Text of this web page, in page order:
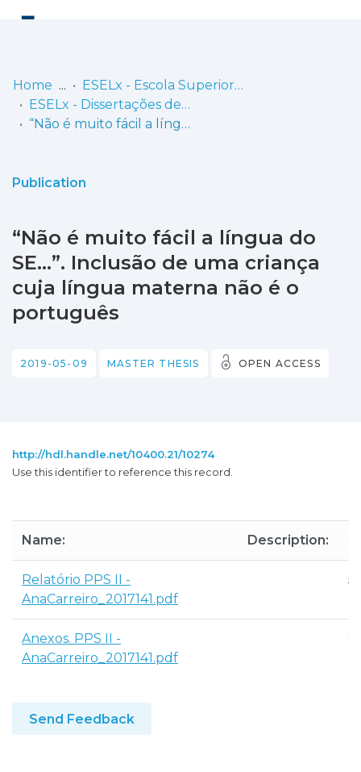
Communities
Statistics
Home
ESELx - Escola Superior de Educação de Lisboa
ESELx - Dissertações de Mestrado
“Não é muito fácil a língua do SE…”. Inclusão de uma criança cuja língua materna não é o português
Publication
“Não é muito fácil a língua do
SE…”. Inclusão de uma criança
cuja língua materna não é o
português
2019-05-09 MASTER THESIS OPEN ACCESS
http://hdl.handle.net/10400.21/10274
Use this identifier to reference this record.
Name: Description:
Relatório PPS II -
AnaCarreiro_2017141.pdf
Anexos. PPS II -
AnaCarreiro_2017141.pdf
Send Feedback